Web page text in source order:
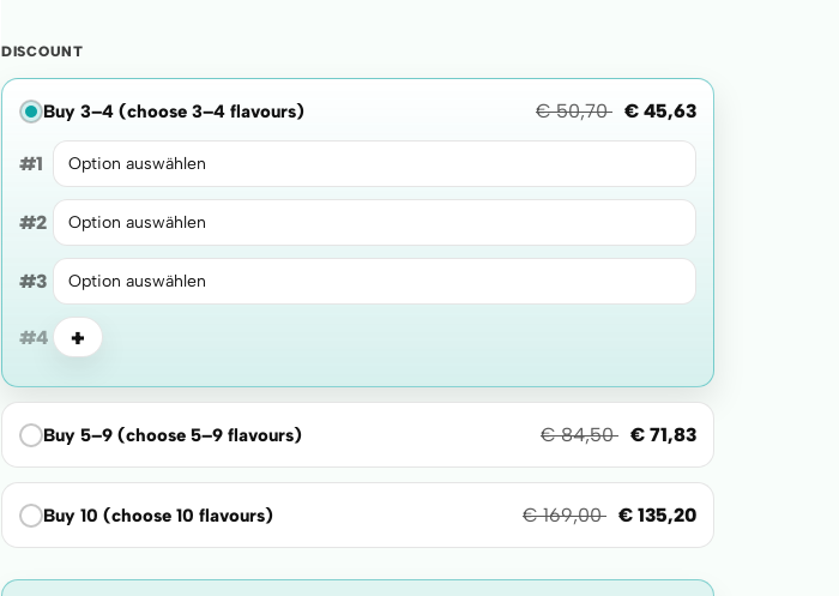
DISCOUNT
Buy 3–4 (choose 3–4 flavours) €50,70 € 45,63
#1
#2
#3
#4 +
Buy 5–9 (choose 5–9 flavours) €84,50 € 71,83
Buy 10 (choose 10 flavours) €169,00 € 135,20